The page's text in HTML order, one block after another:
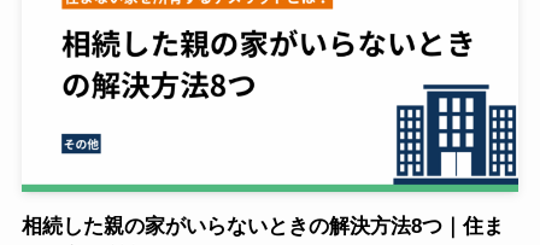
相続した親の家がいらないときの解決方法8つ｜住ま